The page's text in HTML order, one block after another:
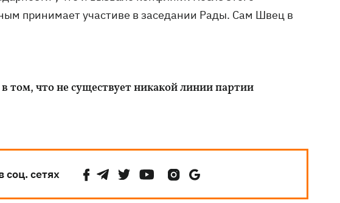
принимает участиве в заседании Рады. Сам Швец в
том, что не существует никакой линии партии
соц. сетях